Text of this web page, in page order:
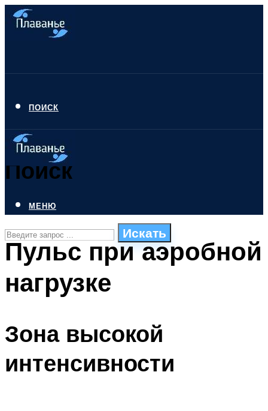
ПОИСК
Поиск
Искать
СТИЛИ ПЛАВАНЬЯ
ПЛАВАНЬЕ ДЛЯ ДЕТЕЙ
ОЧИСТКА БАССЕЙНОВ
МЕНЮ
Пульс при аэробной
нагрузке
Зона высокой
интенсивности